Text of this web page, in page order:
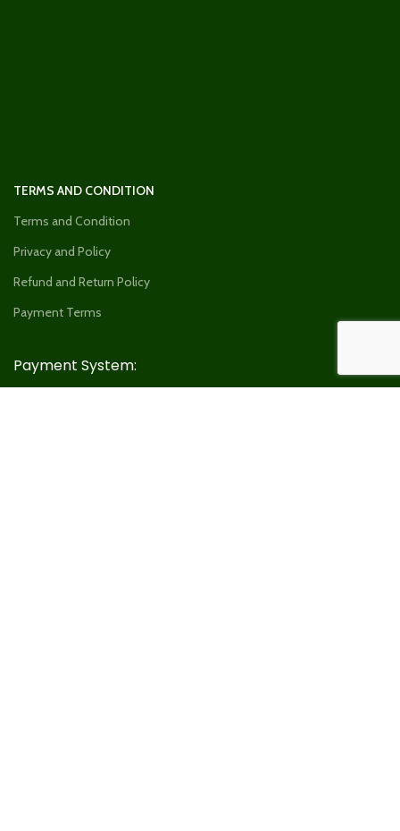
TERMS AND CONDITION
Terms and Condition
Privacy and Policy
Refund and Return Policy
Payment Terms
Payment System: